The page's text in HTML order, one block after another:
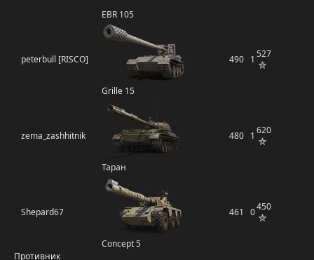
EBR 105
peterbull [RISCO]
Grille 15
490 1 527
zema_zashhitnik
Таран
480 1 620
Shepard67
Concept 5
461 0450
Противник